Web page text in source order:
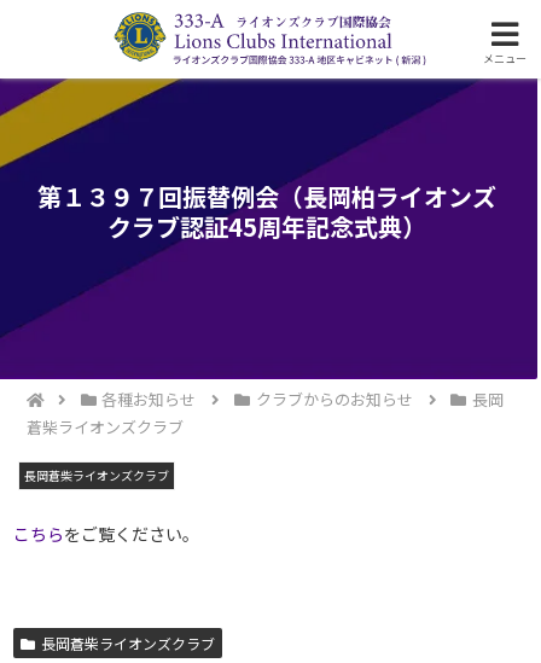
ライオンズクラブ国際協会333-A地区の活動
第１３９７回振替例会（長岡柏ライオンズ
クラブ認証45周年記念式典）
各種お知らせ クラブからのお知らせ
長岡
蒼柴ライオンズクラブ
長岡蒼柴ライオンズクラブ
こちらをご覧ください。
長岡蒼柴ライオンズクラブ
メニュー